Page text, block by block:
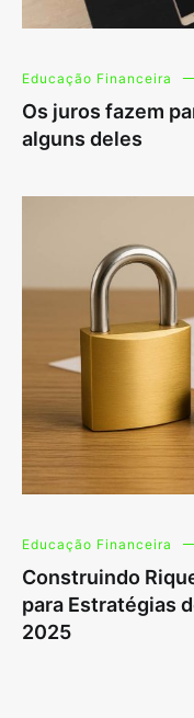
Educação Financeira
Os juros fazem
alguns deles
Educação Financeira
Construindo
para Estratégias
2025